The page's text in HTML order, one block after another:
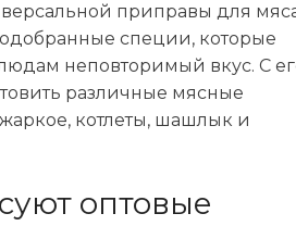
приправы для
специи, которые
неповторимый вкус. С
различные мясные
котлеты, шашлык и
оптовые